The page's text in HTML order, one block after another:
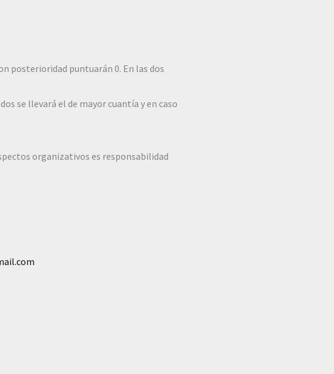
posterioridad puntuarán 0. En las dos
se llevará el de mayor cuantía y en caso
organizativos es responsabilidad